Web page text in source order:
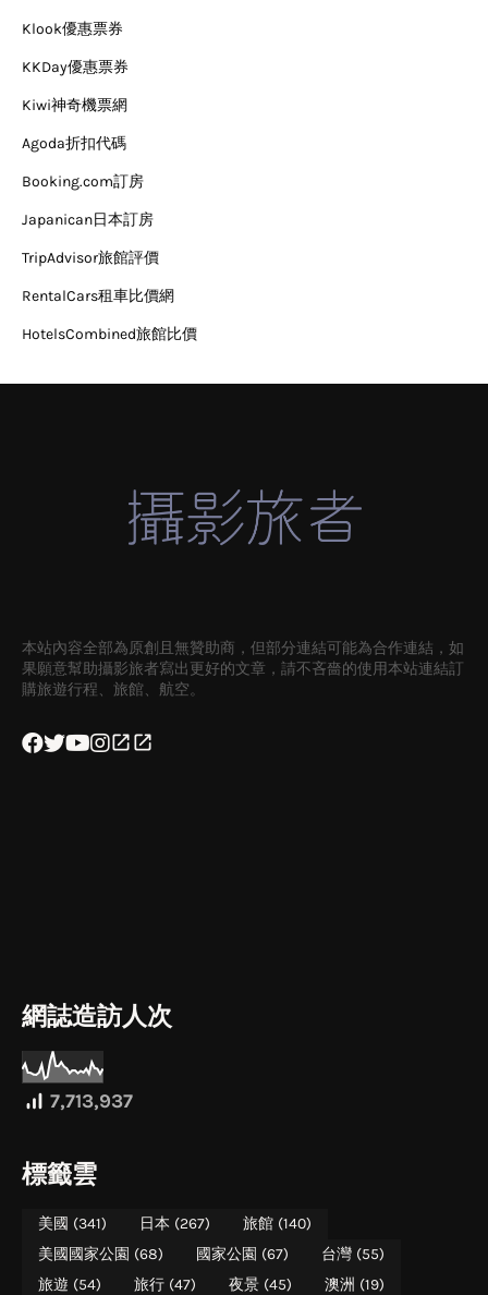
Klook優惠票券
KKDay優惠票券
Kiwi神奇機票網
Agoda折扣代碼
Booking.com訂房
Japanican日本訂房
TripAdvisor旅館評價
RentalCars租車比價網
HotelsCombined旅館比價
本站內容全部為原創且無贊助商，但部分連結可能為合作連結，如
果願意幫助攝影旅者寫出更好的文章，請不吝嗇的使用本站連結訂
購旅遊行程、旅館、航空。
網誌造訪人次
7,713,937
標籤雲
美國 (341) 日本 (267) 旅館 (140)
美國國家公園 (68) 國家公園 (67) 台灣 (55)
旅遊 (54) 旅行 (47) 夜景 (45) 澳洲 (19)